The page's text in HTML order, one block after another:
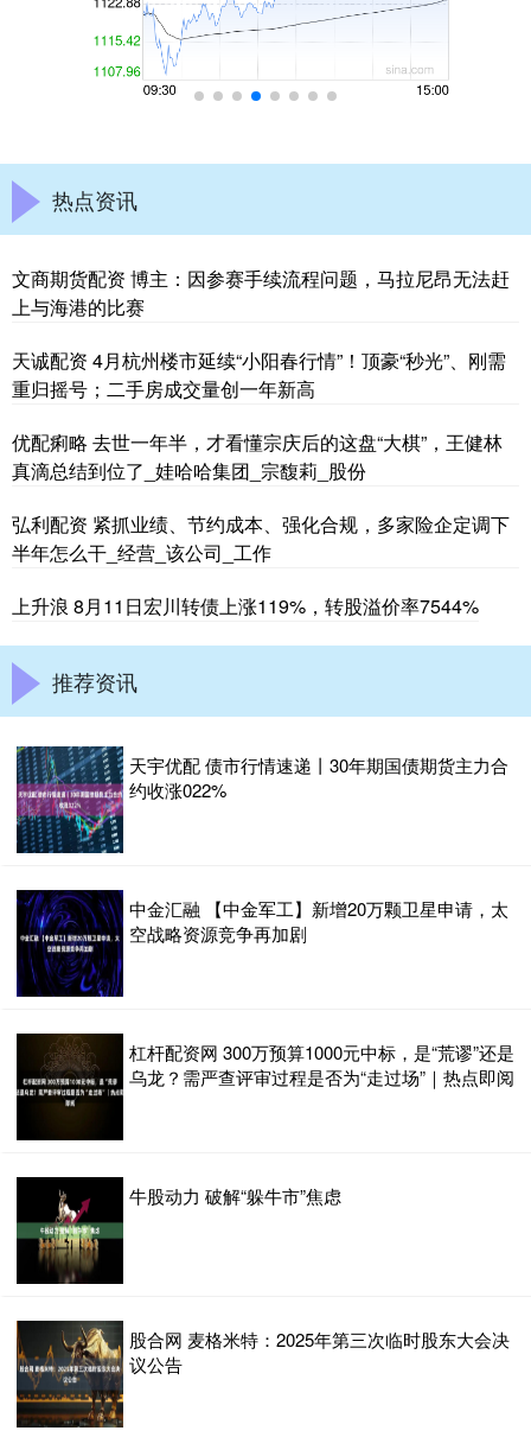
热点资讯
文商期货配资 博主：因参赛手续流程问题，马拉尼昂无法赶
上与海港的比赛
天诚配资 4月杭州楼市延续“小阳春行情”！顶豪“秒光”、刚需
重归摇号；二手房成交量创一年新高
优配痢略 去世一年半，才看懂宗庆后的这盘“大棋”，王健林
真滴总结到位了_娃哈哈集团_宗馥莉_股份
弘利配资 紧抓业绩、节约成本、强化合规，多家险企定调下
半年怎么干_经营_该公司_工作
上升浪 8月11日宏川转债上涨119%，转股溢价率7544%
推荐资讯
天宇优配 债市行情速递丨30年期国债期货主力合
约收涨022%
中金汇融 【中金军工】新增20万颗卫星申请，太
空战略资源竞争再加剧
杠杆配资网 300万预算1000元中标，是“荒谬”还是
乌龙？需严查评审过程是否为“走过场”｜热点即阅
牛股动力 破解“躲牛市”焦虑
股合网 麦格米特：2025年第三次临时股东大会决
议公告